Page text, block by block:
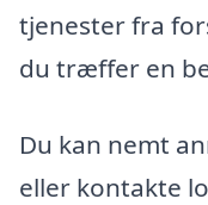
tjenester fra
du træffer en
Du kan nemt
eller kontakte